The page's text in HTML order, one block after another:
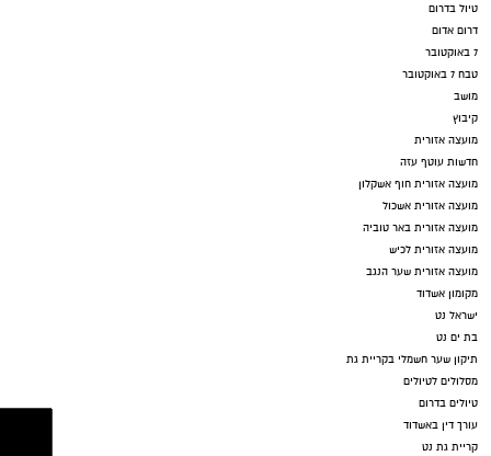
טיול בדרום
דרום אדום
7 באוקטובר
טבח 7 באוקטובר
מושב
קיבוץ
מועצה אזורית
חדשות עוטף עזה
מועצה אזורית חוף אשקלון
מועצה אזורית אשכול
מועצה אזורית באר טוביה
מועצה אזורית לכיש
מועצה אזורית שער הנגב
מקומון אשדוד
ישראל נט
בת ים נט
תיקון שער חשמלי בקריית גת
מסלולים לטיולים
טיולים בדרום
עורך דין באשדוד
קריית גת נט